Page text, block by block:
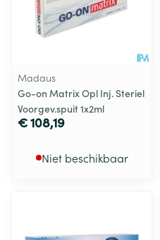
Madaus
Go-on Matrix Opl Inj. Steriel
Voorgev.spuit 1x2ml
€ 108,19
Niet beschikbaar